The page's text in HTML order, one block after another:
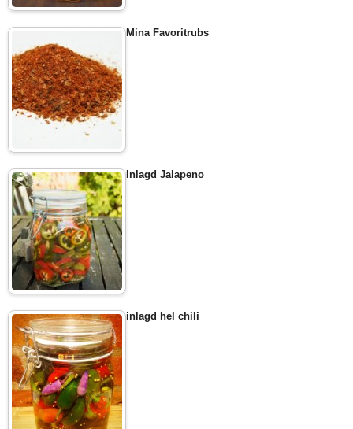
Mina Favoritrubs
Inlagd Jalapeno
inlagd hel chili